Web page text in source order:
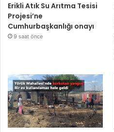
Erikli Atık Su Arıtma Tesisi
Projesi’ne
Cumhurbaşkanlığı onayı
9 saat önce